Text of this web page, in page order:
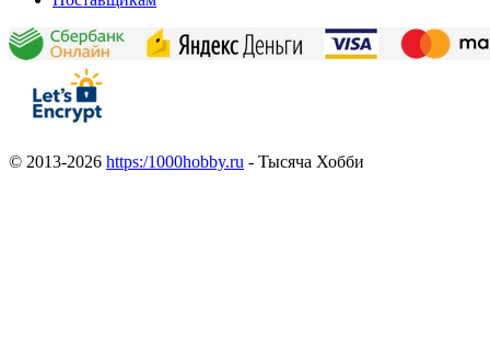
© 2013-2026 https:/1000hobby.ru - Тысяча Хобби